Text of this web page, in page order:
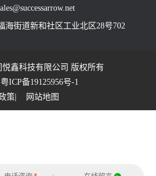
海街道新和社区工业北区28号702
鑫科技有限公司 版权所有
ICP备19125956号-1
| 网站地图
策